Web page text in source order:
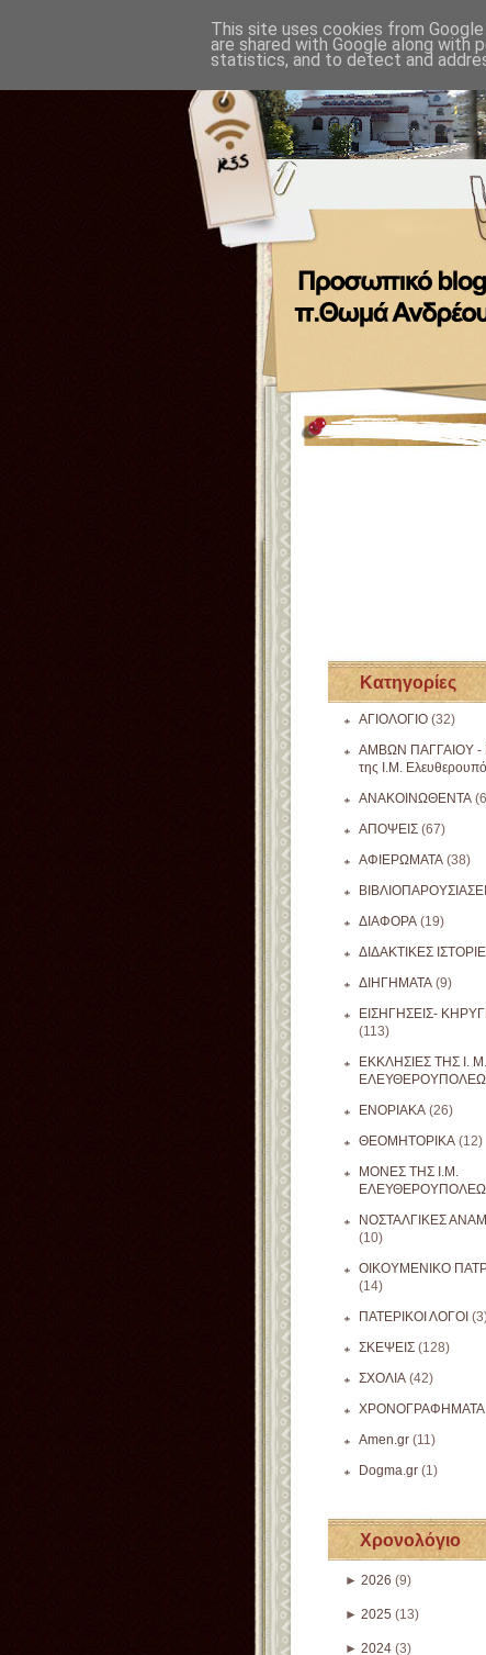
Κατηγορίες
ΑΓΙΟΛΟΓΙΟ (32)
ΑΜΒΩΝ ΠΑΓΓΑΙΟΥ -
της Ι.Μ.
ΑΝΑΚΟΙΝΩΘΕΝΤΑ
ΑΠΟΨΕΙΣ (67)
ΑΦΙΕΡΩΜΑΤΑ (38)
ΔΙΑΦΟΡΑ (19)
ΔΙΔΑΚΤΙΚΕΣ
ΔΙΗΓΗΜΑΤΑ (9)
ΕΙΣΗΓΗΣΕΙΣ-
(113)
ΕΚΚΛΗΣΙΕΣ ΤΗΣ Ι. Μ.
ΕΝΟΡΙΑΚΑ (26)
ΘΕΟΜΗΤΟΡΙΚΑ (12)
ΜΟΝΕΣ ΤΗΣ Ι.Μ.
ΝΟΣΤΑΛΓΙΚΕΣ
(10)
ΟΙΚΟΥΜΕΝΙΚΟ
(14)
ΠΑΤΕΡΙΚΟΙ ΛΟΓΟΙ
ΣΚΕΨΕΙΣ (128)
ΣΧΟΛΙΑ (42)
ΧΡΟΝΟΓΡΑΦΗΜΑΤΑ
Amen.gr (11)
Dogma.gr (1)
Χρονολόγιο
► 2026 (9)
► 2025 (13)
► 2024 (3)
This site uses cookies from
are shared with Google along with
statistics, and to detect and